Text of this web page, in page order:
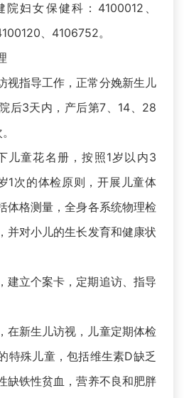
妇女保健科：4100012、
、4106752。
指导工作，正常分娩新生儿
后3天内，产后第7、14、28
童花名册，按照1岁以内3
1次的体检原则，开展儿童体
体格测量，全身各系统物理检
并对小儿的生长发育和健康状
立个案卡，定期追访、指导
新生儿访视，儿童定期体检
特殊儿童，包括维生素D缺乏
缺铁性贫血，营养不良和肥胖